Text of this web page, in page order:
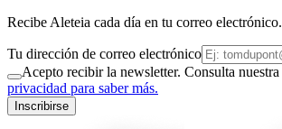
Recibe Aleteia cada día en tu correo electrónico.
Tu dirección de correo electrónico
Acepto recibir la newsletter. Consulta nuestra
privacidad para saber más.
Inscribirse